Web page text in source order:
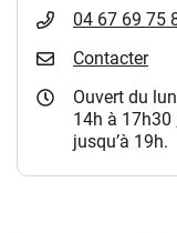
04 67 69 75
Contacter
Ouvert du
14h à 17h30
jusqu’à 19h.